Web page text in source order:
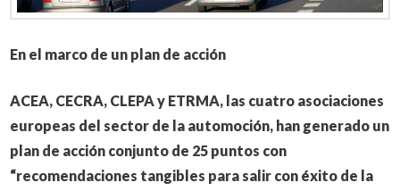
En el marco de un plan de acción
ACEA, CECRA, CLEPA y ETRMA, las cuatro asociaciones
europeas del sector de la automoción, han generado un
plan de acción conjunto de 25 puntos con
“recomendaciones tangibles para salir con éxito de la